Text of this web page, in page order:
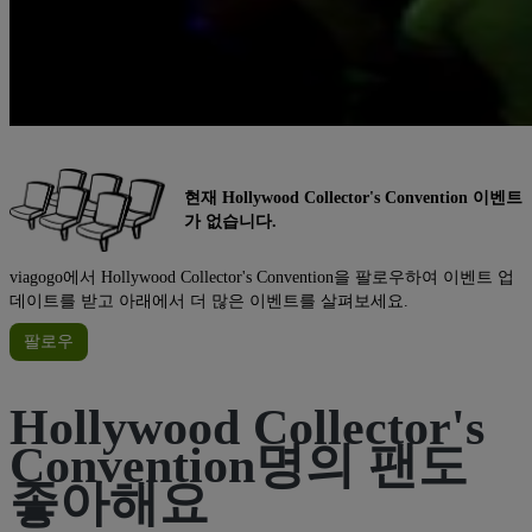
현재 Hollywood Collector's Convention 이벤트
가 없습니다.
viagogo에서 Hollywood Collector's Convention을 팔로우하여 이벤트 업
데이트를 받고 아래에서 더 많은 이벤트를 살펴보세요.
팔로우
Hollywood Collector's
Convention명의 팬도
좋아해요